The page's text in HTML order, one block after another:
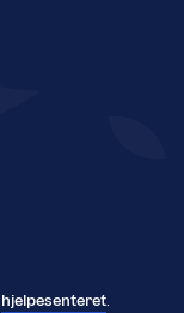
hjelpesenteret.